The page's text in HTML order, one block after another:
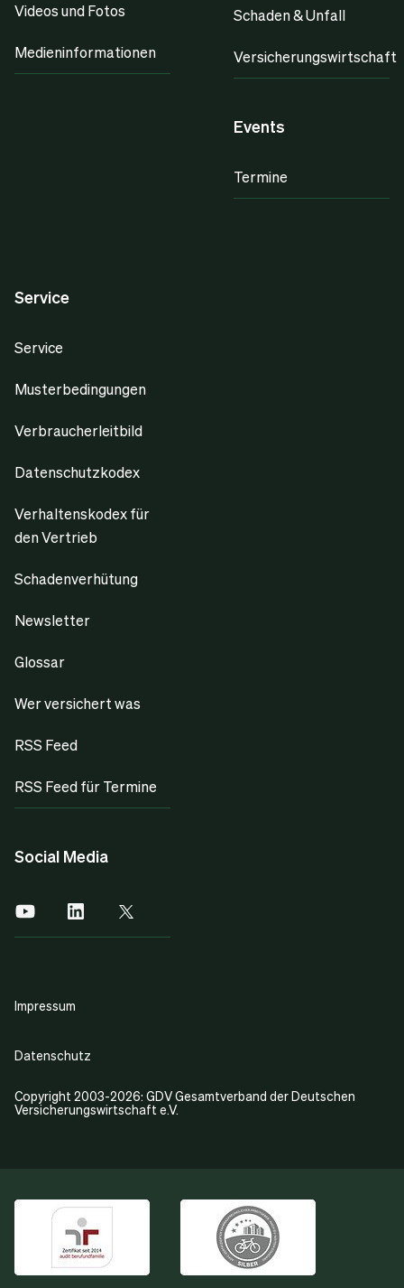
Videos und Fotos
Medieninformationen
Schaden & Unfall
Versicherungswirtschaft
Events
Termine
Service
Service
Musterbedingungen
Verbraucherleitbild
Datenschutzkodex
Verhaltenskodex für
den Vertrieb
Schadenverhütung
Newsletter
Glossar
Wer versichert was
RSS Feed
RSS Feed für Termine
Social Media
Copyright 2003-2026: GDV Gesamtverband der Deutschen
Versicherungswirtschaft e.V.
Impressum
Datenschutz